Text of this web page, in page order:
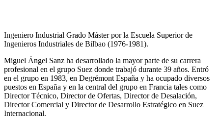
Ingeniero Industrial Grado Máster por la Escuela Superior de
Ingenieros Industriales de Bilbao (1976-1981).
Miguel Ángel Sanz ha desarrollado la mayor parte de su carrera
profesional en el grupo Suez donde trabajó durante 39 años. Entró
en el grupo en 1983, en Degrémont España y ha ocupado diversos
puestos en España y en la central del grupo en Francia tales como
Director Técnico, Director de Ofertas, Director de Desalación,
Director Comercial y Director de Desarrollo Estratégico en Suez
Internacional.